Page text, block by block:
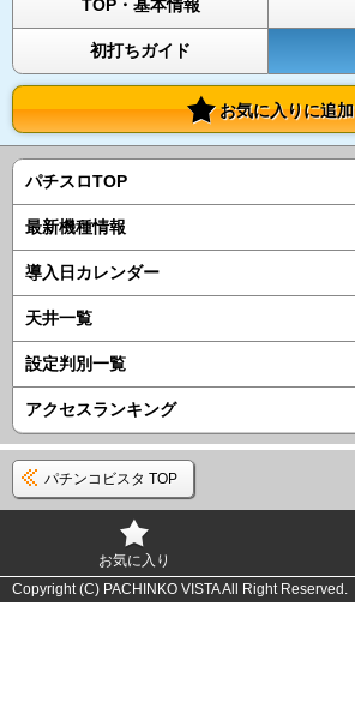
TOP・基本情報
初打ちガイド
お気に入りに追加
パチスロTOP
最新機種情報
導入日カレンダー
天井一覧
設定判別一覧
アクセスランキング
パチンコビスタ TOP
お気に入り
Copyright (C) PACHINKO VISTA All Right Reserved.